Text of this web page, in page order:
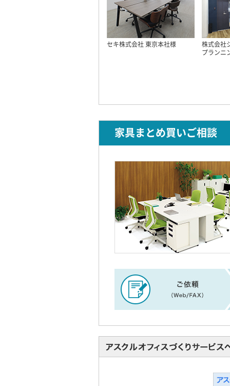
セキ株式会社 東京本社様
株式会社
プランニ
家具まとめ買いご相談